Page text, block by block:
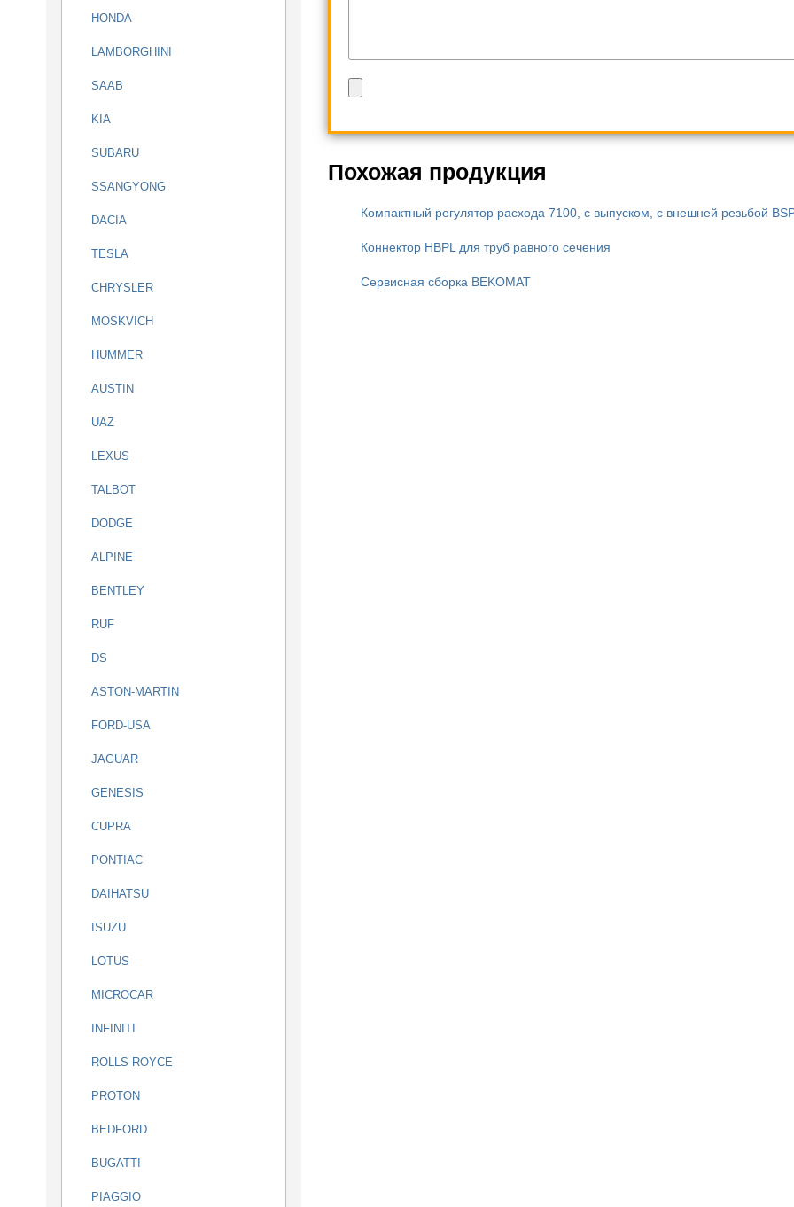
HONDA
LAMBORGHINI
SAAB
KIA
SUBARU
SSANGYONG
DACIA
TESLA
CHRYSLER
MOSKVICH
HUMMER
AUSTIN
UAZ
LEXUS
TALBOT
DODGE
ALPINE
BENTLEY
RUF
DS
ASTON-MARTIN
FORD-USA
JAGUAR
GENESIS
CUPRA
PONTIAC
DAIHATSU
ISUZU
LOTUS
MICROCAR
INFINITI
ROLLS-ROYCE
PROTON
BEDFORD
BUGATTI
PIAGGIO
Похожая продукция
Компактный регулятор расхода 7100, с выпуском, с внешней резьбой
Коннектор HBPL для труб равного сечения
Сервисная сборка BEKOMAT